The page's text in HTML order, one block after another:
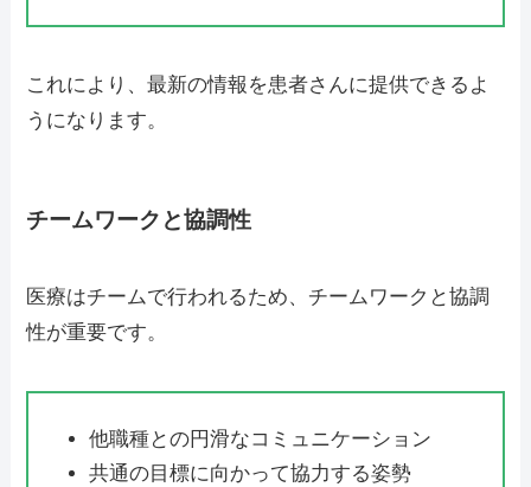
これにより、最新の情報を患者さんに提供できるよ
うになります。
チームワークと協調性
医療はチームで行われるため、チームワークと協調
性が重要です。
他職種との円滑なコミュニケーション
共通の目標に向かって協力する姿勢